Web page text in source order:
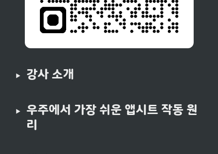
강사 소개
우주에서 가장 쉬운 앱시트 작동 원
리